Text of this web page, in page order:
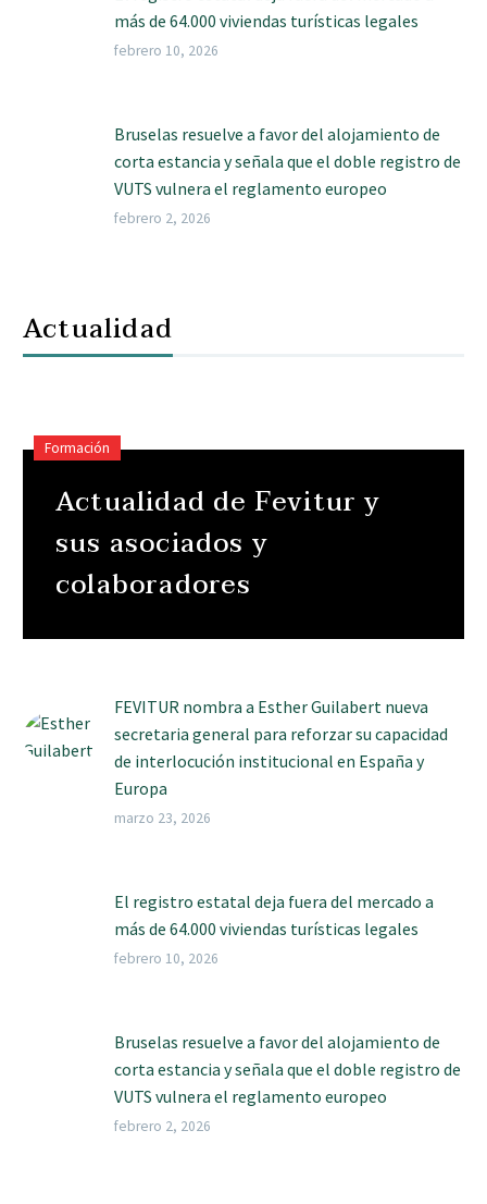
más de 64.000 viviendas turísticas legales
febrero 10, 2026
Bruselas resuelve a favor del alojamiento de
corta estancia y señala que el doble registro de
VUTS vulnera el reglamento europeo
febrero 2, 2026
Actualidad
Formación
Actualidad de Fevitur y
sus asociados y
colaboradores
FEVITUR nombra a Esther Guilabert nueva
secretaria general para reforzar su capacidad
de interlocución institucional en España y
Europa
marzo 23, 2026
El registro estatal deja fuera del mercado a
más de 64.000 viviendas turísticas legales
febrero 10, 2026
Bruselas resuelve a favor del alojamiento de
corta estancia y señala que el doble registro de
VUTS vulnera el reglamento europeo
febrero 2, 2026